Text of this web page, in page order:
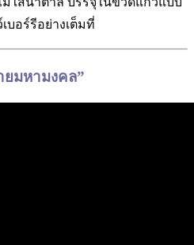
บอร์รีอย่างเต็มที่
ยมหามงคล”